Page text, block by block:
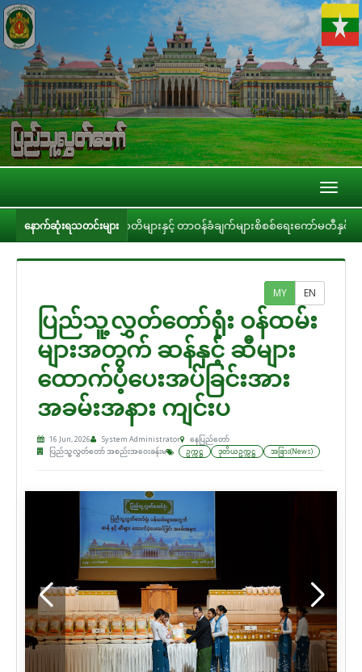
နောက်ဆုံးရသတင်းများ
ျက်များ၊ ကတိများနှင့် တာဝန်ခံချက်များစိစစ်ရေးကော်မတီနှင့် ပြည်ထေ
MY EN
ပြည်သူ့လွှတ်တော်ရုံး ဝန်ထမ်း
များအတွက် ဆန်နှင့် ဆီများ
ထောက်ပံ့ပေးအပ်ခြင်းအား
အခမ်းအနား ကျင်းပ
16 Jun, 2026 System Administrator
နေပြည်တော်
ပြည်သူ့လွှတ်တော် အစည်းအဝေးခန်းမ
ဥက္ကဋ္ဌ ဒုတိယဥက္ကဋ္ဌ အခြား(News)